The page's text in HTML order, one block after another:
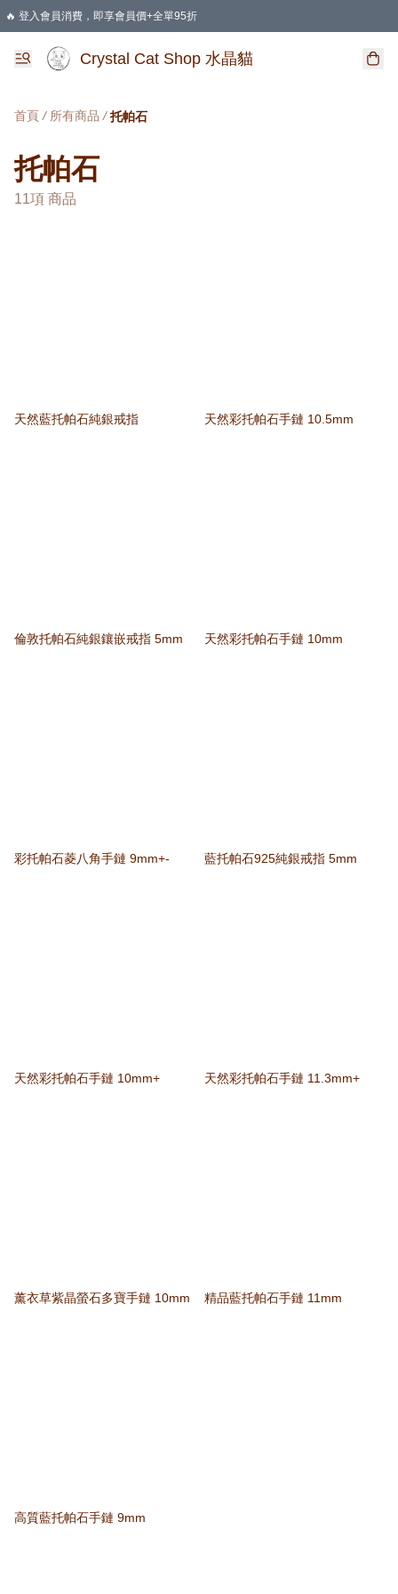
🔥 登入會員消費，即享會員價+全單95折
🛍️ 購物滿HKD 400 即享免運費優惠
Crystal Cat Shop 水晶貓
首頁 / 所有商品 / 托帕石
托帕石
11項 商品
天然藍托帕石純銀戒指 天然彩托帕石手鏈 10.5mm
倫敦托帕石純銀鑲嵌戒指 5mm 天然彩托帕石手鏈 10mm
彩托帕石菱八角手鏈 9mm+- 藍托帕石925純銀戒指 5mm
天然彩托帕石手鏈 10mm+ 天然彩托帕石手鏈 11.3mm+
薰衣草紫晶螢石多寶手鏈 10mm 精品藍托帕石手鏈 11mm
高質藍托帕石手鏈 9mm